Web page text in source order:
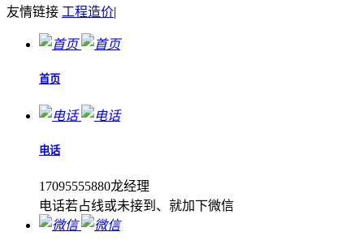
友情链接 工程造价|
首页
电话
17095555880龙经理
电话若占线或未接到、就加下微信